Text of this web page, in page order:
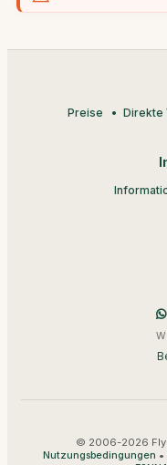
Preise Direkte
© 2006-2026
Nutzungsbedingungen •